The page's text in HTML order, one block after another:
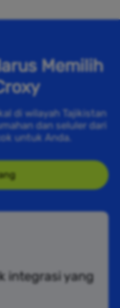
Memilih
di wilayah Tajikistan
dan seluler dari
untuk Anda.
integrasi yang